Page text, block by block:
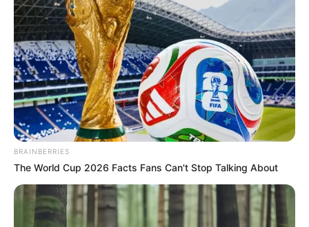
ΣΠΑΜΕ ΤΟ ΜΑΤΡΙΞ – ΤΟ ΒΙΒΛΙΟ
BRAINBERRIES
The World Cup 2026 Facts Fans Can't Stop Talking About